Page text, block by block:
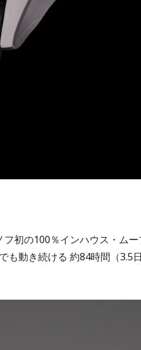
初の100％インハウス・ムー
も動き続ける 約84時間（3.5